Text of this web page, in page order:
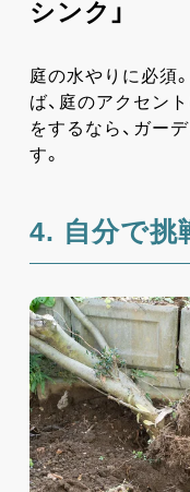
シンク」
庭の水やりに必須
ば、庭のアクセン
をするなら、ガー
す。
4. 自分で挑